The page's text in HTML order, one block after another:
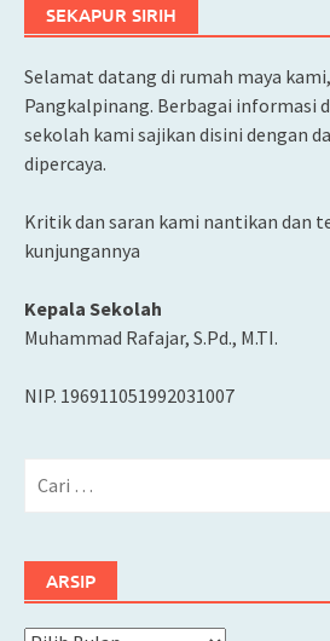
SEKAPUR SIRIH
Selamat datang di rumah maya
Pangkalpinang. Berbagai informasi
sekolah kami sajikan disini dengan
dipercaya.
Kritik dan saran kami nantikan dan
kunjungannya
Kepala Sekolah
Muhammad Rafajar, S.Pd., M.TI.
NIP. 196911051992031007
ARSIP